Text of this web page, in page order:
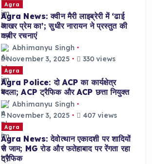
Agra
Agra News: क्वीन मैरी लाइब्रेरी में ‘ढाई
आखर प्रेम का’; सुधीर नारायन ने प्रस्तुत की
कबीर रचनाएं
Abhimanyu Singh
November 3, 2025
330 views
Agra
Agra Police: दो ACP का कार्यक्षेत्र
बदला; ACP ट्रैफिक और ACP छत्ता नियुक्त
Abhimanyu Singh
November 3, 2025
407 views
Agra
Agra News: देवोत्थान एकादशी पर शादियों
से जाम; MG रोड और फतेहाबाद पर रेंगता रहा
ट्रैफिक